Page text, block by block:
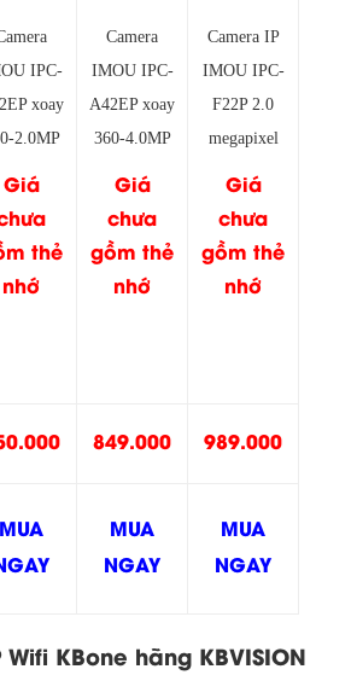
IPC-
xoay
2.0MP
Giá
thẻ
nhớ
Camera
IMOU IPC-
A42EP xoay
360-4.0MP
Giá
chưa
gồm thẻ
nhớ
Camera IP
IMOU IPC-
F22P 2.0
megapixel
Giá
chưa
gồm thẻ
nhớ
849.000 989.000
MUA
MUA
NGAY
MUA
NGAY
KBone hãng KBVISION